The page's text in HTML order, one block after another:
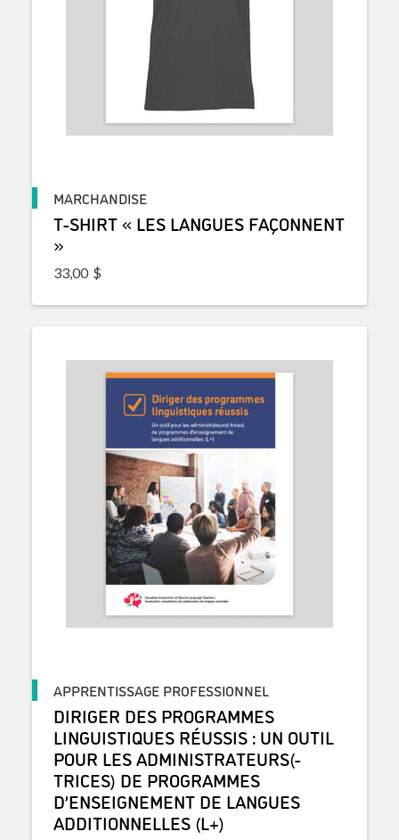
MARCHANDISE
T-SHIRT « LES LANGUES FAÇONNENT
»
33,00 $
APPRENTISSAGE PROFESSIONNEL
DIRIGER DES PROGRAMMES
LINGUISTIQUES RÉUSSIS : UN OUTIL
POUR LES ADMINISTRATEURS(-
TRICES) DE PROGRAMMES
D’ENSEIGNEMENT DE LANGUES
ADDITIONNELLES (L+)